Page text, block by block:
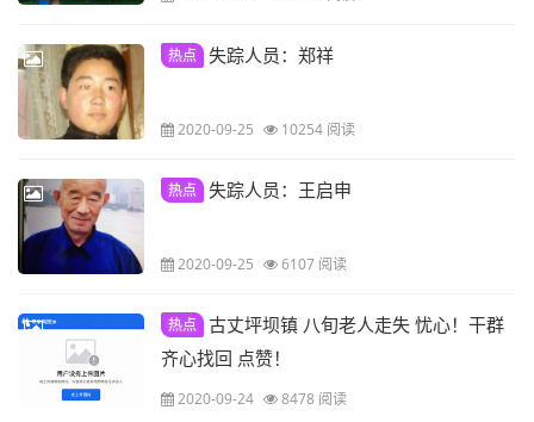
热点 失踪人员：郑祥
2020-09-25 10254 阅读
热点 失踪人员：王启申
2020-09-25 6107 阅读
热点
古丈坪坝镇 八旬老人走失 忧心！干群
齐心找回 点赞！
2020-09-24 8478 阅读